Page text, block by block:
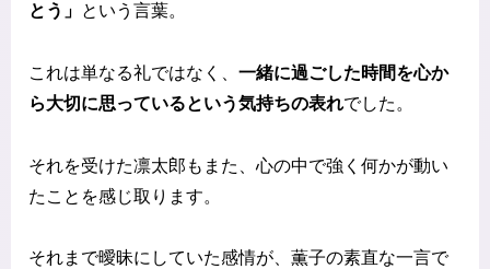
とう」 という言葉。
これは単なる礼ではなく、 一緒に過ごした時間を心か
ら大切に思っているという気持ちの表れでした。
それを受けた凛太郎もまた、心の中で強く何かが動い
たことを感じ取ります。
それまで曖昧にしていた感情が、薫子の素直な一言で